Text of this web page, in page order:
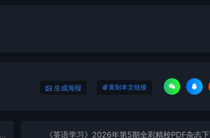
生成海报 复制本文链接
《英语学习》2026年第5期全彩精校PDF杂志